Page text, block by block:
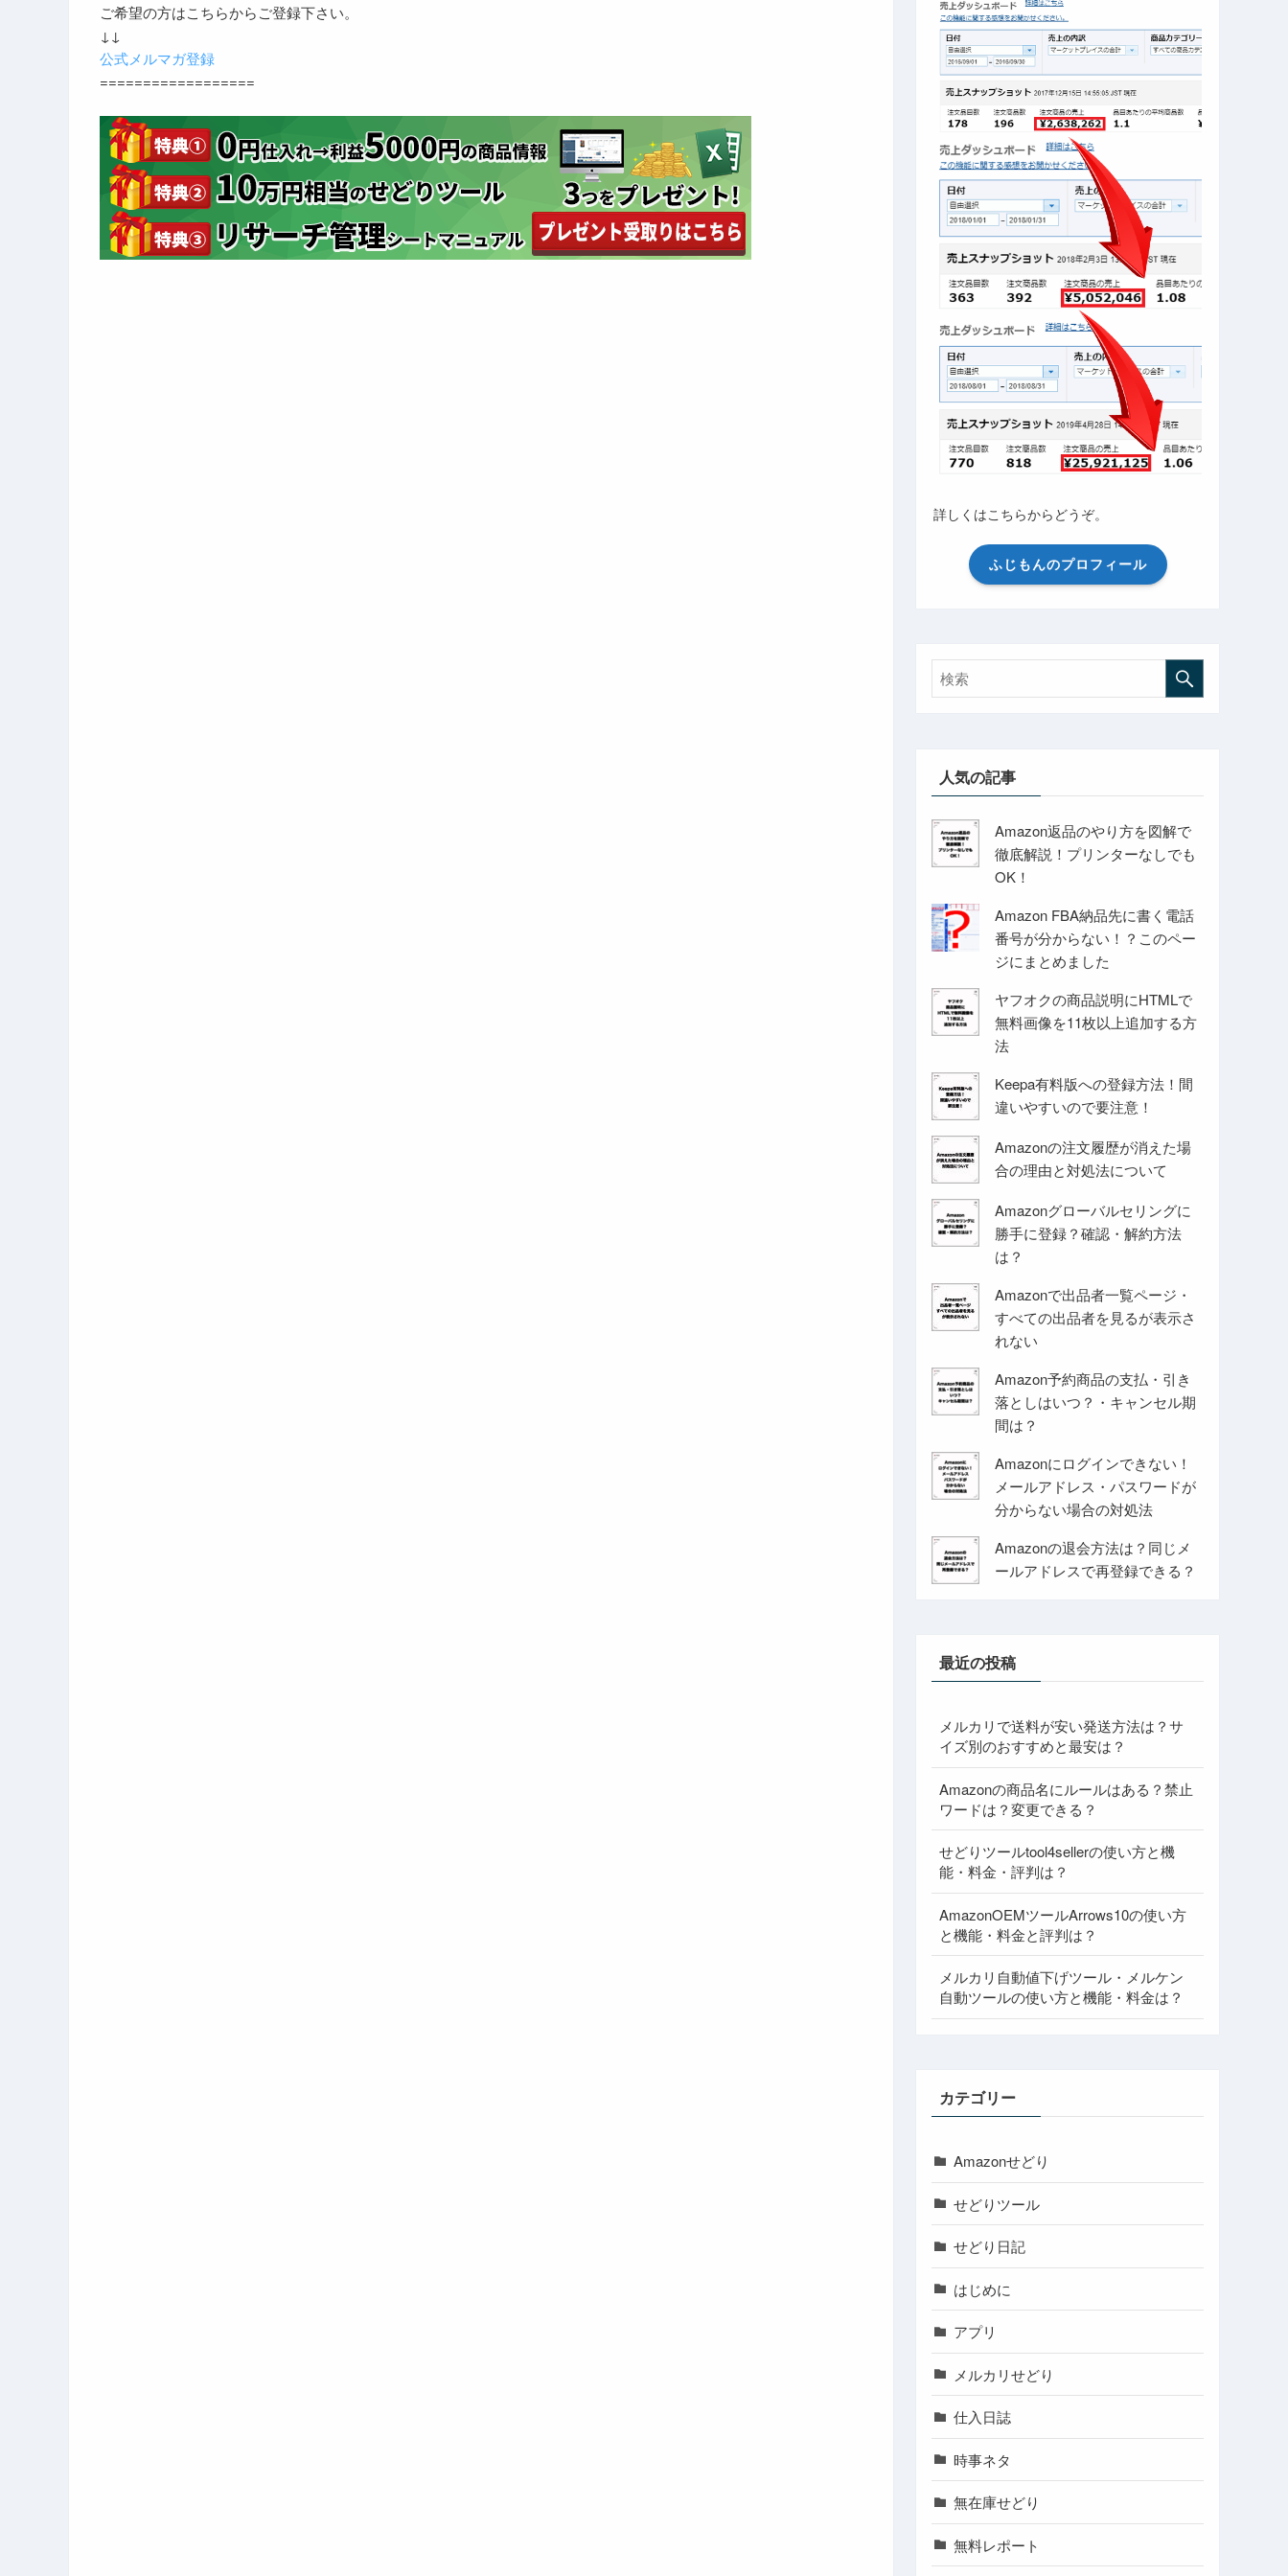
ご希望の方はこちらからご登録下さい。
↓↓
公式メルマガ登録
==================
詳しくはこちらからどうぞ。
ふじもんのプロフィール
人気の記事
Amazon返品のやり方を図解で
徹底解説！プリンターなしでも
OK！
Amazon FBA納品先に書く電話
番号が分からない！？このペー
ジにまとめました
ヤフオクの商品説明にHTMLで
無料画像を11枚以上追加する方
法
Keepa有料版への登録方法！間
違いやすいので要注意！
Amazonの注文履歴が消えた場
合の理由と対処法について
Amazonグローバルセリングに
勝手に登録？確認・解約方法
は？
Amazonで出品者一覧ページ・
すべての出品者を見るが表示さ
れない
Amazon予約商品の支払・引き
落としはいつ？・キャンセル期
間は？
Amazonにログインできない！
メールアドレス・パスワードが
分からない場合の対処法
Amazonの退会方法は？同じメ
ールアドレスで再登録できる？
最近の投稿
メルカリで送料が安い発送方法は？サ
イズ別のおすすめと最安は？
Amazonの商品名にルールはある？禁止
ワードは？変更できる？
せどりツールtool4sellerの使い方と機
能・料金・評判は？
AmazonOEMツールArrows10の使い方
と機能・料金と評判は？
メルカリ自動値下げツール・メルケン
自動ツールの使い方と機能・料金は？
カテゴリー
Amazonせどり
せどりツール
せどり日記
はじめに
アプリ
メルカリせどり
仕入日誌
時事ネタ
無在庫せどり
無料レポート